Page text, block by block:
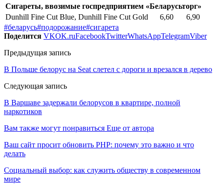
Сигареты, ввозимые госпредприятием «Беларусьторг»
Dunhill Fine Cut Blue, Dunhill Fine Cut Gold
6,60
6,90
#беларусь#подорожание#сигарета
Поделится VKOK.ruFacebookTwitterWhatsAppTelegramViber
Предыдущая запись
В Польше белорус на Seat слетел с дороги и врезался в дерево
Следующая запись
В Варшаве задержали белорусов в квартире, полной
наркотиков
Вам также могут понравиться Еще от автора
Ваш сайт просит обновить PHP: почему это важно и что
делать
Социальный выбор: как служить обществу в современном
мире